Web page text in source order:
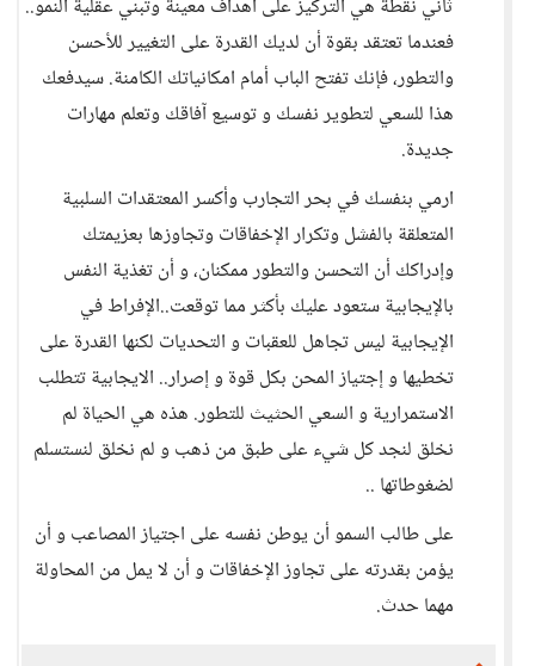
ثاني نقطة هي التركيز على أهداف معينة وتبني عقلية النمو..
فعندما تعتقد بقوة أن لديك القدرة على التغيير للأحسن
والتطور، فإنك تفتح الباب أمام امكانياتك الكامنة. سيدفعك
هذا للسعي لتطوير نفسك و توسيع آفاقك وتعلم مهارات
جديدة.
ارمي بنفسك في بحر التجارب وأكسر المعتقدات السلبية
المتعلقة بالفشل وتكرار الإخفاقات وتجاوزها بعزيمتك
وإدراكك أن التحسن والتطور ممكنان، و أن تغذية النفس
بالإيجابية ستعود عليك بأكثر مما توقعت..الإفراط في
الإيجابية ليس تجاهل للعقبات و التحديات لكنها القدرة على
تخطيها و إجتياز المحن بكل قوة و إصرار.. الايجابية تتطلب
الاستمرارية و السعي الحثيث للتطور. هذه هي الحياة لم
نخلق لنجد كل شيء على طبق من ذهب و لم نخلق لنستسلم
لضغوطاتها ..
على طالب السمو أن يوطن نفسه على اجتياز المصاعب و أن
يؤمن بقدرته على تجاوز الإخفاقات و أن لا يمل من المحاولة
مهما حدث.